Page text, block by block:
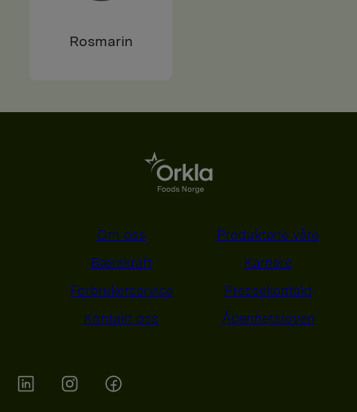
Rosmarin
Om oss
Produktene våre
Bærekraft
Karriere
Forbrukerservice
Pressekontakt
Kontakt oss
Åpenhetsloven